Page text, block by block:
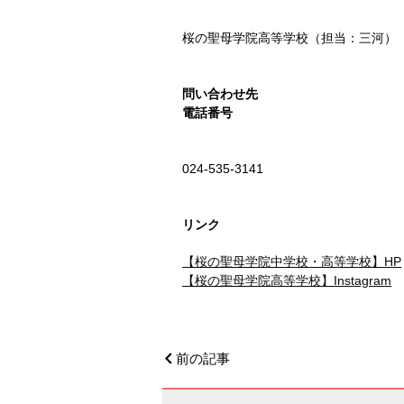
桜の聖母学院高等学校（担当：三河）
問い合わせ先
電話番号
024-535-3141
リンク
【桜の聖母学院中学校・高等学校】HP
【桜の聖母学院高等学校】Instagram
前の記事